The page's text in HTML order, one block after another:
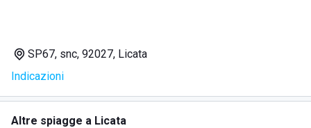
SP67, snc, 92027, Licata
Indicazioni
Altre spiagge a Licata